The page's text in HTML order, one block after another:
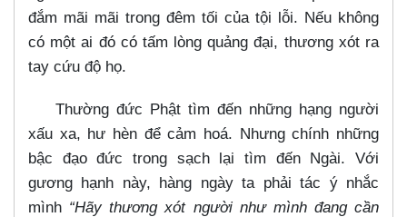
đắm mãi mãi trong đêm tối của tội lỗi. Nếu không
có một ai đó có tấm lòng quảng đại, thương xót ra
tay cứu độ họ.
Thường đức Phật tìm đến những hạng người
xấu xa, hư hèn để cảm hoá. Nhưng chính những
bậc đạo đức trong sạch lại tìm đến Ngài. Với
gương hạnh này, hàng ngày ta phải tác ý nhắc
mình “Hãy thương xót người như mình đang cần